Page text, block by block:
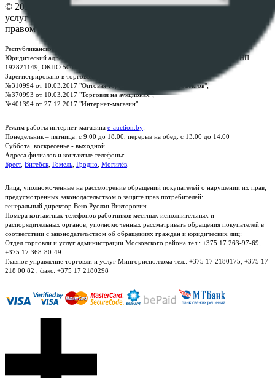
© 2026 Республиканское унитарное предприятие по оказанию
услуг "БелЮрОбеспечение" - Все права защищены авторским
правом
Республиканское унитарное предприятие по оказанию услуг "БелЮрОбеспечение"
Юридический адрес: г. Минск, пр-т. Дзержинского, 1Б, e-mail:
, УНП
192821149, ОКПО 500111895000
Зарегистрировано в торговом реестре Республики Беларусь:
№310994 от 10.03.2017 "Оптовая торговля без торговых объектов";
№370993 от 10.03.2017 "Торговля на аукционах";
№401394 от 27.12.2017 "Интернет-магазин".
Режим работы интернет-магазина e-auction.by:
Понедельник – пятница: с 9:00 до 18:00, перерыв на обед: с 13:00 до 14:00
Суббота, воскресенье - выходной
Адреса филиалов и контактые телефоны:
Брест, Витебск Гомель Гродно Могилёв
Лица, уполномоченные на рассмотрение обращений покупателей о нарушении их прав,
предусмотренных законодательством о защите прав потребителей:
генеральный директор Веко Руслан Викторович.
Номера контактных телефонов работников местных исполнительных и
распорядительных органов, уполномоченных рассматривать обращения покупателей в
соответствии с законодательством об обращениях граждан и юридических лиц:
Отдел торговли и услуг администрации Московского района тел.: +375 17 263-97-69,
+375 17 368-80-49
Главное управление торговли и услуг Мингорисполкома тел.: +375 17 2180175, +375 17
218 00 82 , факс: +375 17 2180298